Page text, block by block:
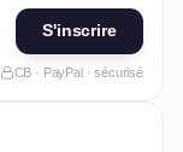
S'inscrire
CB · PayPal · sécurisé